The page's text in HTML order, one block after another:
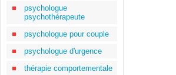
psychologue
psychothérapeute
psychologue pour couple
psychologue d'urgence
thérapie comportementale